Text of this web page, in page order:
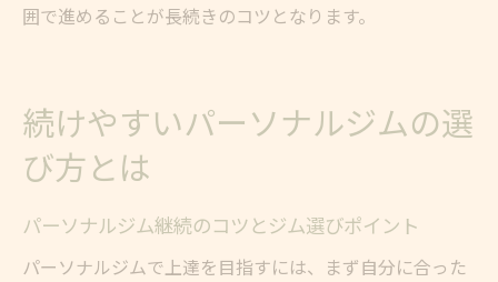
囲で進めることが長続きのコツとなります。
続けやすいパーソナルジムの選
び方とは
パーソナルジム継続のコツとジム選びポイント
パーソナルジムで上達を目指すには、まず自分に合った